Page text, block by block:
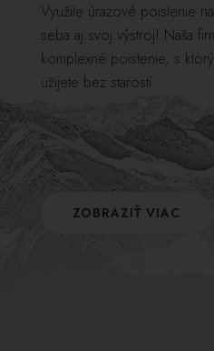
Využite úrazové poistenie
seba aj svoj výstroj! Naša
komplexné poistenie, s
užijete bez starostí.
ZOBRAZIŤ VIAC